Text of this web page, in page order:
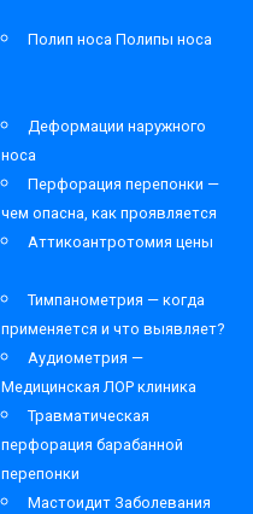
Полип носа Полипы носа
Деформации наружного
носа
Перфорация перепонки —
чем опасна, как проявляется
Аттикоантротомия цены
Тимпанометрия — когда
применяется и что выявляет?
Аудиометрия —
Медицинская ЛОР клиника
Травматическая
перфорация барабанной
перепонки
Мастоидит Заболевания